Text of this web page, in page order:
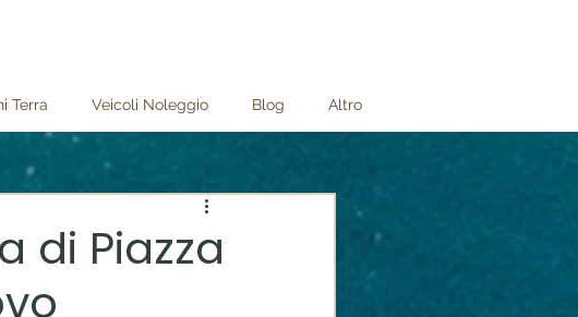
Terra Veicoli Noleggio Blog Altro
di Piazza